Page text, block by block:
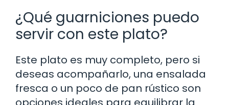
¿Qué guarniciones puedo
servir con este plato?
Este plato es muy completo, pero si
deseas acompañarlo, una ensalada
fresca o un poco de pan rústico son